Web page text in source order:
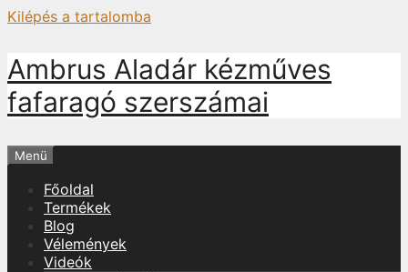
Kilépés a tartalomba
Ambrus Aladár kézműves
fafaragó szerszámai
Menü
Főoldal
Termékek
Blog
Vélemények
Videók